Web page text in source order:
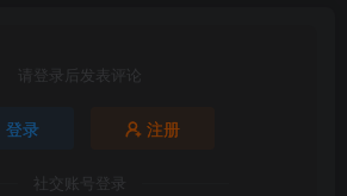
请登录后发表评论
登录 注册
社交账号登录